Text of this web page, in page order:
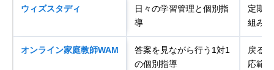
ウィズスタディ
日々の学習管理と個別指
導
定期
組み
オンライン家庭教師WAM
答案を見ながら行う1対1
の個別指導
戻る
応範囲